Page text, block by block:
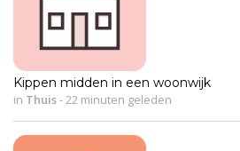
Kippen midden in een woonwijk
in Thuis-22 minuten geleden